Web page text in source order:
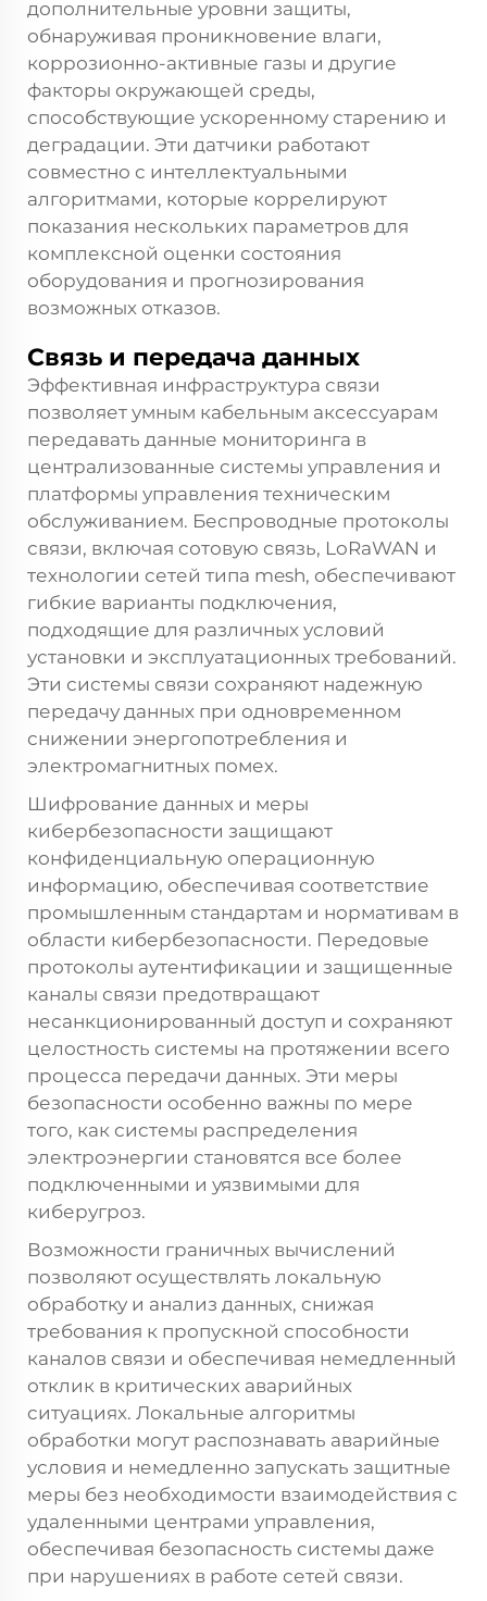
дополнительные уровни защиты,
обнаруживая проникновение влаги,
коррозионно-активные газы и другие
факторы окружающей среды,
способствующие ускоренному старению и
деградации. Эти датчики работают
совместно с интеллектуальными
алгоритмами, которые коррелируют
показания нескольких параметров для
комплексной оценки состояния
оборудования и прогнозирования
возможных отказов.
Связь и передача данных
Эффективная инфраструктура связи
позволяет умным кабельным аксессуарам
передавать данные мониторинга в
централизованные системы управления и
платформы управления техническим
обслуживанием. Беспроводные протоколы
связи, включая сотовую связь, LoRaWAN и
технологии сетей типа mesh, обеспечивают
гибкие варианты подключения,
подходящие для различных условий
установки и эксплуатационных требований.
Эти системы связи сохраняют надежную
передачу данных при одновременном
снижении энергопотребления и
электромагнитных помех.
Шифрование данных и меры
кибербезопасности защищают
конфиденциальную операционную
информацию, обеспечивая соответствие
промышленным стандартам и нормативам в
области кибербезопасности. Передовые
протоколы аутентификации и защищенные
каналы связи предотвращают
несанкционированный доступ и сохраняют
целостность системы на протяжении всего
процесса передачи данных. Эти меры
безопасности особенно важны по мере
того, как системы распределения
электроэнергии становятся все более
подключенными и уязвимыми для
киберугроз.
Возможности граничных вычислений
позволяют осуществлять локальную
обработку и анализ данных, снижая
требования к пропускной способности
каналов связи и обеспечивая немедленный
отклик в критических аварийных
ситуациях. Локальные алгоритмы
обработки могут распознавать аварийные
условия и немедленно запускать защитные
меры без необходимости взаимодействия с
удаленными центрами управления,
обеспечивая безопасность системы даже
при нарушениях в работе сетей связи.